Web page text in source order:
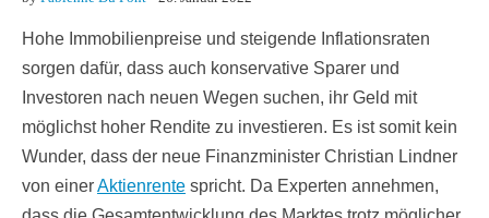
Hohe Immobilienpreise und steigende Inflationsraten
sorgen dafür, dass auch konservative Sparer und
Investoren nach neuen Wegen suchen, ihr Geld mit
möglichst hoher Rendite zu investieren. Es ist somit kein
Wunder, dass der neue Finanzminister Christian Lindner
von einerAktienrente spricht. Da Experten annehmen,